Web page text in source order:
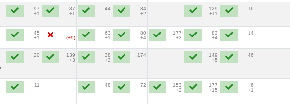
97
+1
37
+1
44
84
+2
129
+11
16
45
+1
(+9)
63
+1
80
+4
177
+3
83
+4
14
20
139
+3
38
+3
174
149
+5
46
11 48 72
153
+2
177
+15
6
+1